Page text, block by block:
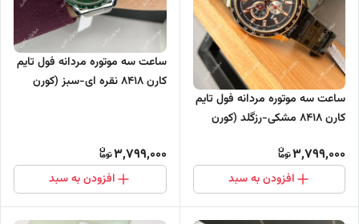
ساعت سه موتوره مردانه فول تایم
کارن 8418 مشکی-رزگلد (کورن
3,799,000
افزودن به سبد
ساعت سه موتوره مردانه فول تایم
کارن 8418 نقره ای-سبز (کورن
3,799,000
افزودن به سبد